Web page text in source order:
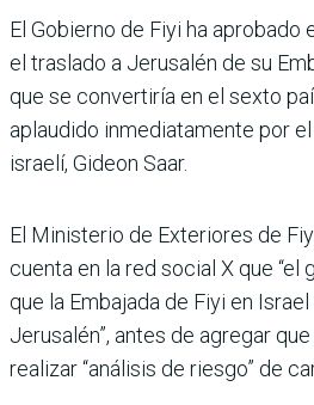
El Gobierno de Fiyi ha
el traslado a Jerusalén de su
que se convertiría en el sexto
aplaudido inmediatamente por
israelí, Gideon Saar.
El Ministerio de Exteriores de
cuenta en la red social X que “el
que la Embajada de Fiyi en
Jerusalén”, antes de agregar
realizar “análisis de riesgo” de